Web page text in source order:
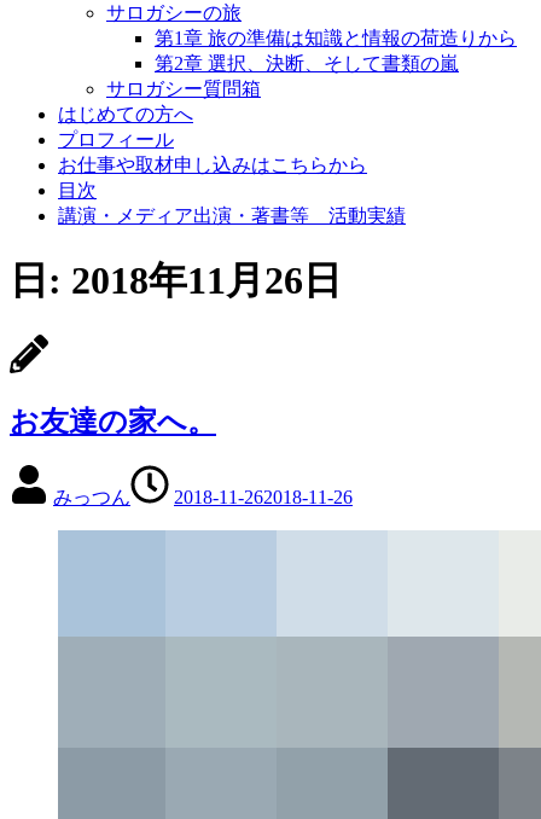
サロガシーの旅
第1章 旅の準備は知識と情報の荷造りから
第2章 選択、決断、そして書類の嵐
サロガシー質問箱
はじめての方へ
プロフィール
お仕事や取材申し込みはこちらから
目次
講演・メディア出演・著書等 活動実績
日: 2018年11月26日
お友達の家へ。
みっつん 2018-11-262018-11-26